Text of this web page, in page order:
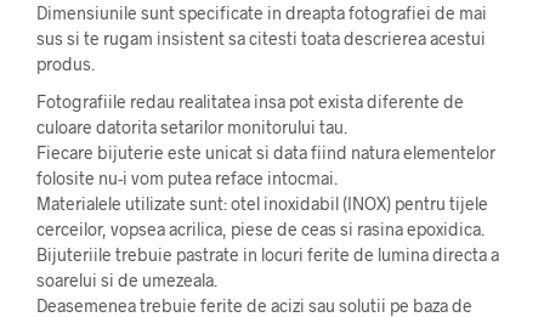
Dimensiunile sunt specificate in dreapta fotografiei de mai
sus si te rugam insistent sa citesti toata descrierea acestui
produs.
Fotografiile redau realitatea insa pot exista diferente de
culoare datorita setarilor monitorului tau.
Fiecare bijuterie este unicat si data fiind natura elementelor
folosite nu-i vom putea reface intocmai.
Materialele utilizate sunt: otel inoxidabil (INOX) pentru tijele
cerceilor, vopsea acrilica, piese de ceas si rasina epoxidica.
Bijuteriile trebuie pastrate in locuri ferite de lumina directa a
soarelui si de umezeala.
Deasemenea trebuie ferite de acizi sau solutii pe baza de